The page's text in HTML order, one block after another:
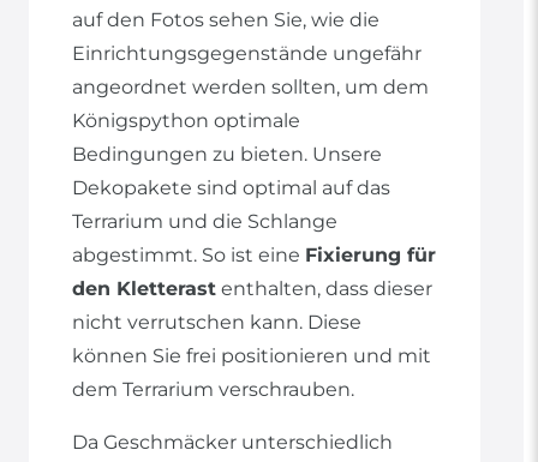
auf den Fotos sehen Sie, wie die
Einrichtungsgegenstände ungefähr
angeordnet werden sollten, um dem
Königspython optimale
Bedingungen zu bieten. Unsere
Dekopakete sind optimal auf das
Terrarium und die Schlange
abgestimmt. So ist eine Fixierung für
den Kletterast enthalten, dass dieser
nicht verrutschen kann. Diese
können Sie frei positionieren und mit
dem Terrarium verschrauben.
Da Geschmäcker unterschiedlich